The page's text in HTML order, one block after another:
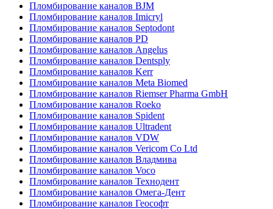
Пломбирование каналов BJM
Пломбирование каналов Imicryl
Пломбирование каналов Septodont
Пломбирование каналов PD
Пломбирование каналов Angelus
Пломбирование каналов Dentsply
Пломбирование каналов Kerr
Пломбирование каналов Meta Biomed
Пломбирование каналов Riemser Pharma GmbH
Пломбирование каналов Roeko
Пломбирование каналов Spident
Пломбирование каналов Ultradent
Пломбирование каналов VDW
Пломбирование каналов Vericom Co Ltd
Пломбирование каналов Владмива
Пломбирование каналов Voco
Пломбирование каналов Технодент
Пломбирование каналов Омега-Дент
Пломбирование каналов Геософт